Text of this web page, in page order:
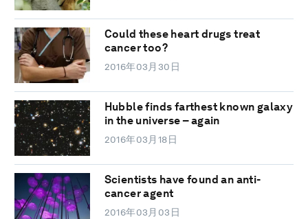
Could these heart drugs treat
cancer too?
2016年03月30日
Hubble finds farthest known galaxy
in the universe – again
2016年03月18日
Scientists have found an anti-
cancer agent
2016年03月03日